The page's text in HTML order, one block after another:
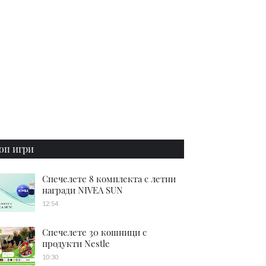
игри
Спечелете 8 комплекта с летни
награди NIVEA SUN
12:54
Спечелете 30 кошници с
продукти Nestle
10:30